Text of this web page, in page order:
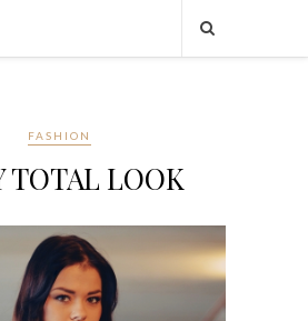
FASHION
TOTAL LOOK